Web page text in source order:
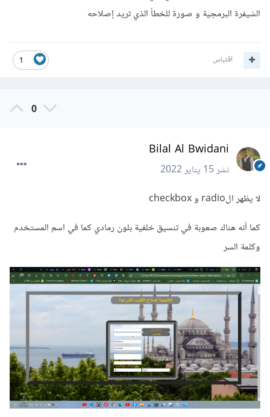
الشيفرة البرمجية و صورة للخطأ الذي تريد إصلاحه
1 اقتباس
0
Bilal Al Bwidani
نشر15 يناير 2022
لا يظهر الradio و checkbox
كما أنه هناك صعوبة في تنسيق خلفية بلون رمادي كما في اسم المستخدم
وكلمة السر